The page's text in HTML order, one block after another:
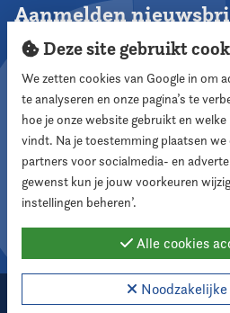
Aanmelden
Aanmelden
Volg ons
2026 Nederlandse
Deze site gebruikt
We zetten cookies van Google in om
te analyseren en onze pagina’s te
hoe je onze website gebruikt en welke
vindt. Na je toestemming plaatsen
partners voor socialmedia- en
gewenst kun je jouw voorkeuren
instellingen beheren’.
Alle cookies